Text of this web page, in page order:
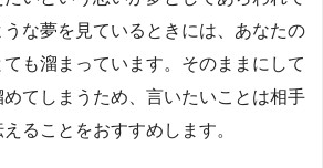
な夢を見ているときには、あなたの
も溜まっています。そのままにして
てしまうため、言いたいことは相手
ることをおすすめします。